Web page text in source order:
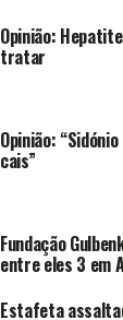
Opinião:
tratar
Opinião:
cais”
Fundação
entre eles 3 em
Estafeta